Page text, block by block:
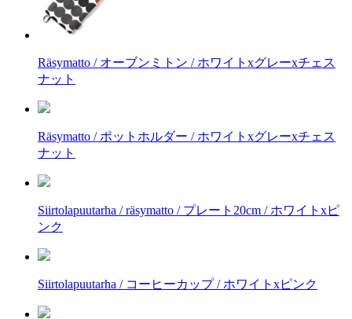
Räsymatto / オーブンミトン / ホワイトxグレーxチェス
ナット
Räsymatto / ポットホルダー / ホワイトxグレーxチェス
ナット
Siirtolapuutarha / räsymatto / プレート20cm / ホワイトxピ
ンク
Siirtolapuutarha / コーヒーカップ / ホワイトxピンク